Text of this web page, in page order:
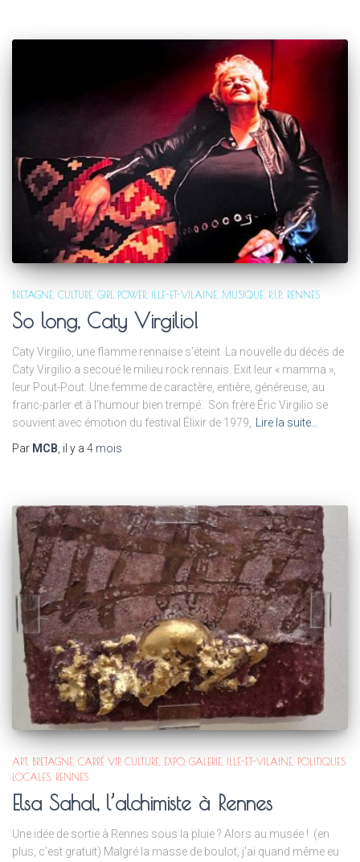
BRETAGNE CULTURE GIRL POWER ILLE-ET-VILAINE MUSIQUE R.I.P. RENNES
So long, Caty Virgilio!
Caty Virgilio, une flamme rennaise s’éteint La nouvelle du décès de
Caty Virgilio a secoué le milieu rock rennais. Exit leur « mamma »,
leur Pout-Pout. Une femme de caractère, entière, généreuse, au
franc-parler et à l’humour bien trempé. Son frère Éric Virgilio se
souvient avec émotion du festival Élixir de 1979, Lire la suite…
Par MCB, il y a 4 mois
ART BRETAGNE CARRÉ VIP CULTURE EXPO GALERIE ILLE-ET-VILAINE POLITIQUES
LOCALES RENNES
Elsa Sahal, l’alchimiste à Rennes
Une idée de sortie à Rennes sous la pluie ? Alors au musée ! (en
plus, c’est gratuit) Malgré la masse de boulot, j’ai quand même eu